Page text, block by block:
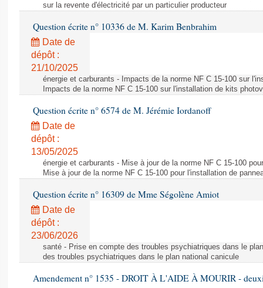
sur la revente d'électricité par un particulier producteur
Question écrite n° 10336 de M. Karim Benbrahim
Date de
dépôt :
21/10/2025
énergie et carburants - Impacts de la norme NF C 15-100 sur
Impacts de la norme NF C 15-100 sur l'installation de kits
Question écrite n° 6574 de M. Jérémie Iordanoff
Date de
dépôt :
13/05/2025
énergie et carburants - Mise à jour de la norme NF C 15-100
Mise à jour de la norme NF C 15-100 pour l'installation de
Question écrite n° 16309 de Mme Ségolène Amiot
Date de
dépôt :
23/06/2026
santé - Prise en compte des troubles psychiatriques dans le
des troubles psychiatriques dans le plan national canicule
Amendement n° 1535 - DROIT À L'AIDE À MOURIR -